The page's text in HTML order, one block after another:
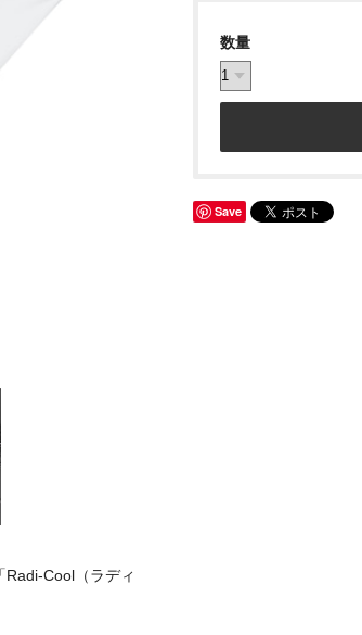
Cool（ラディ
数量
Save